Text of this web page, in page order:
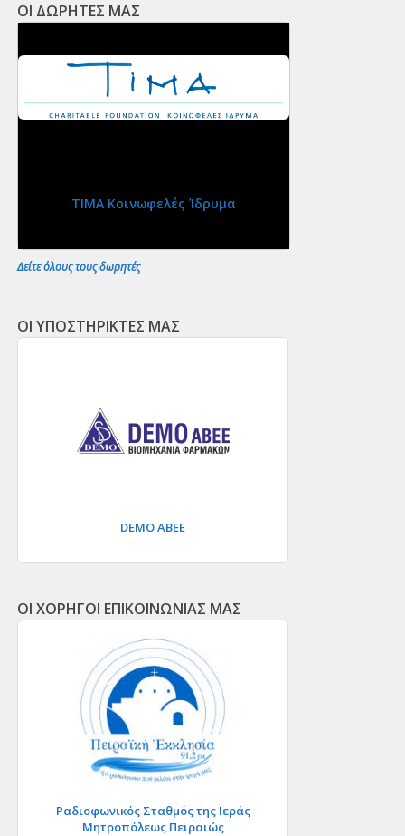
ΟΙ ΔΩΡΗΤΕΣ ΜΑΣ
ΤΙΜΑ Κοινωφελές Ίδρυμα
Δείτε όλους τους δωρητές
ΟΙ ΥΠΟΣΤΗΡΙΚΤΕΣ ΜΑΣ
DEMO ΑΒΕΕ
ΟΙ ΧΟΡΗΓΟΙ ΕΠΙΚΟΙΝΩΝΙΑΣ ΜΑΣ
Ραδιοφωνικός Σταθμός της Ιεράς
Μητροπόλεως Πειραιώς